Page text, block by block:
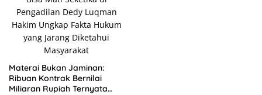
Materai Bukan Jaminan:
Ribuan Kontrak Bernilai
Miliaran Rupiah Ternyata